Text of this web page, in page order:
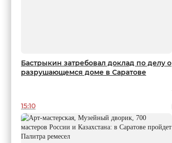
Бастрыкин затребовал доклад по делу о
разрушающемся доме в Саратове
15:10